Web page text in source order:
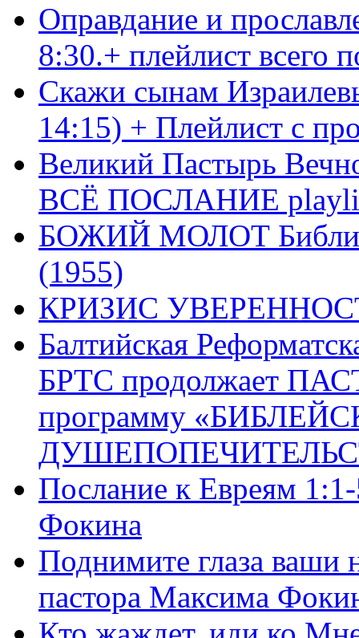
Оправдание и
8:30.+ плейлист
Скажи сынам
14:15) + Плейлист с
Великий Пастырь
ВСЁ ПОСЛАНИЕ
БОЖИЙ МОЛОТ Библия
(1955)
КРИЗИС
Балтийская
БРТС продолжает
программу
Послание к Евреям
Фокина
Поднимите глаза ваши
пастора Максима